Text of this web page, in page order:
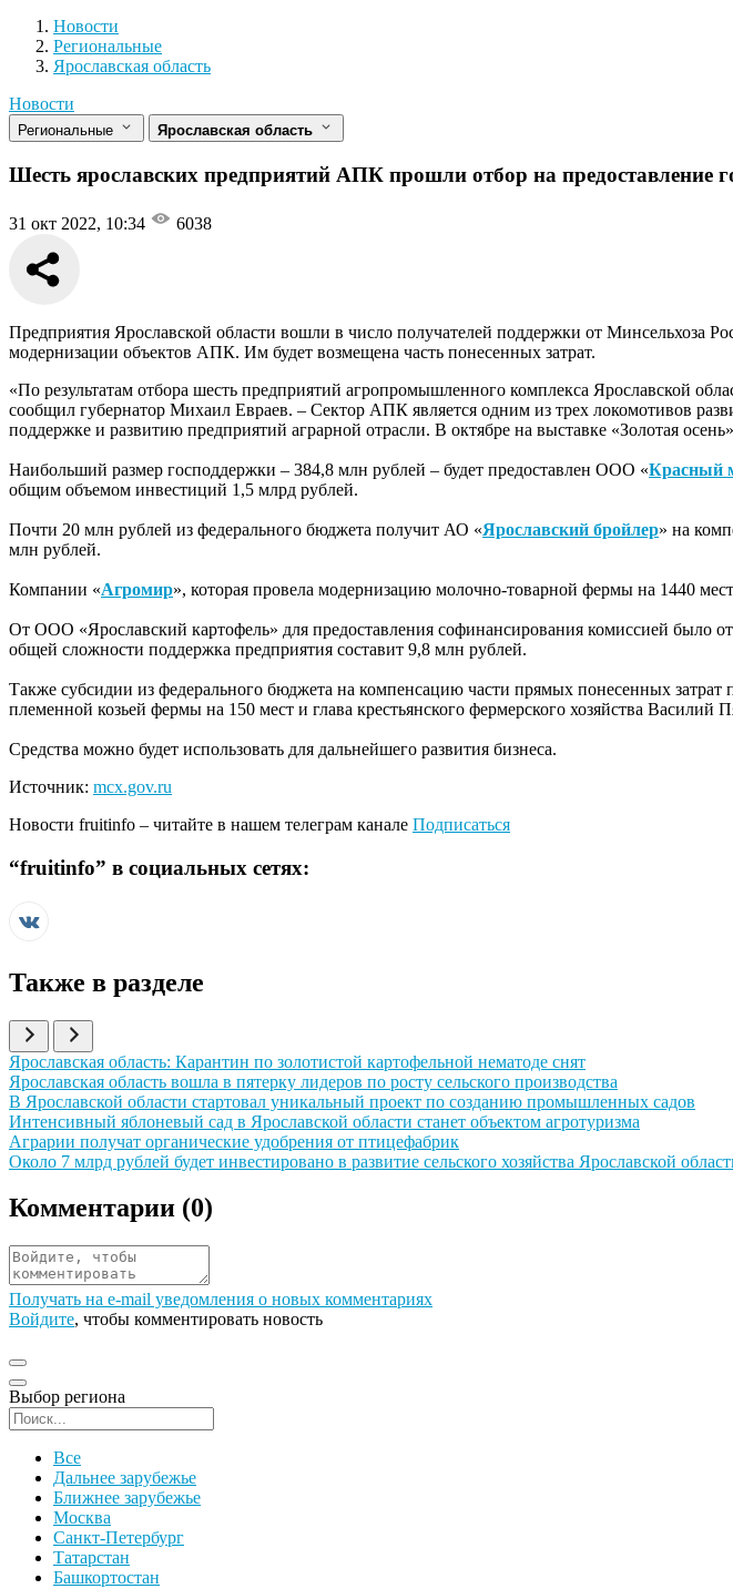
Новости
Разделы
Новости
Региональные
Ярославская область
Новости
Региональные Ярославская область
Шесть ярославских предприятий АПК прошли отбор на предоставление
31 окт 2022, 10:34 6038
Предприятия Ярославской области вошли в число получателей поддержки от Минсельхоза
модернизации объектов АПК. Им будет возмещена часть понесенных затрат.
«По результатам отбора шесть предприятий агропромышленного комплекса Ярославской
сообщил губернатор Михаил Евраев. – Сектор АПК является одним из трех локомотивов
поддержке и развитию предприятий аграрной отрасли. В октябре на выставке «Золотая
Наибольший размер господдержки – 384,8 млн рублей – будет предоставлен ООО «Красный
общим объемом инвестиций 1,5 млрд рублей.
Почти 20 млн рублей из федерального бюджета получит АО «Ярославский бройлер» на
млн рублей.
Компании «Агромир», которая провела модернизацию молочно-товарной фермы на 1440
От ООО «Ярославский картофель» для предоставления софинансирования комиссией было
общей сложности поддержка предприятия составит 9,8 млн рублей.
Также субсидии из федерального бюджета на компенсацию части прямых понесенных
племенной козьей фермы на 150 мест и глава крестьянского фермерского хозяйства
Средства можно будет использовать для дальнейшего развития бизнеса.
Источник: mcx.gov.ru
Новости fruitinfo – читайте в нашем телеграм канале Подписаться
“fruitinfo” в социальных сетях:
Также в разделе
Иллюстрация новости
Ярославская область: Карантин по золотистой картофельной нематоде снят
Иллюстрация новости
Ярославская область вошла в пятерку лидеров по росту сельского производства
Иллюстрация новости
В Ярославской области стартовал уникальный проект по созданию промышленных садов
Иллюстрация новости
Интенсивный яблоневый сад в Ярославской области станет объектом агротуризма
Иллюстрация новости
Аграрии получат органические удобрения от птицефабрик
Иллюстрация новости
Около 7 млрд рублей будет инвестировано в развитие сельского хозяйства Ярославской
Комментарии (0)
Получать на e‑mail уведомления о новых комментариях
Войдите, чтобы комментировать новость
Выбор региона
Все
Дальнее зарубежье
Ближнее зарубежье
Москва
Санкт-Петербург
Татарстан
Башкортостан